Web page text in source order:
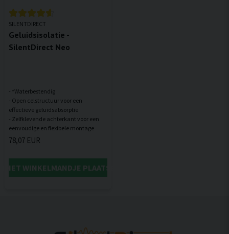
SILENTDIRECT
Geluidsisolatie -
SilentDirect Neo
- *Waterbestendig
- Open celstructuur voor een
effectieve geluidsabsorptie
- Zelfklevende achterkant voor een
78,07 EUR
HET WINKELMANDJE PLAATSEN